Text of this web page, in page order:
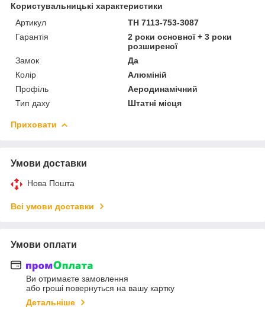
Користувальницькі характеристики
Артикул
TH 7113-753-3087
Гарантія
2 роки основної + 3 роки
розширеної
Замок
Да
Колір
Алюміній
Профіль
Аеродинамічний
Тип даху
Штатні місця
Приховати
Умови доставки
Нова Пошта
Всі умови доставки
Умови оплати
Ви отримаєте замовлення
або гроші повернуться на вашу картку
Детальніше